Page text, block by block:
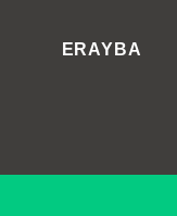
ERAYBA